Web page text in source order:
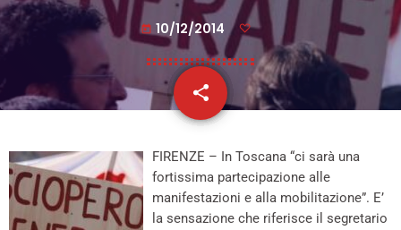
today 10/12/2014
share
email
FIRENZE – In Toscana “ci sarà una
fortissima partecipazione alle
manifestazioni e alla mobilitazione”. E’
la sensazione che riferisce il segretario